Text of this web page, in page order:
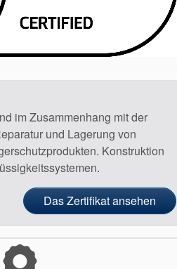
im Zusammenhang mit der
und Lagerung von
Konstruktion
Das Zertifikat ansehen